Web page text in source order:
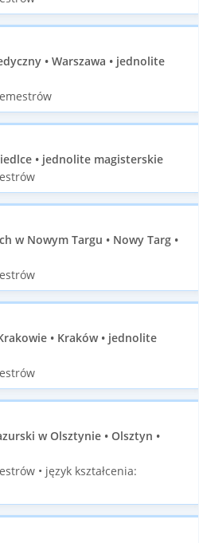
• Warszawa • jednolite
• jednolite magisterskie
w Nowym Targu • Nowy Targ •
• Kraków • jednolite
w Olsztynie • Olsztyn •
• język kształcenia: